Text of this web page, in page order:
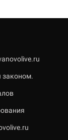
законом.